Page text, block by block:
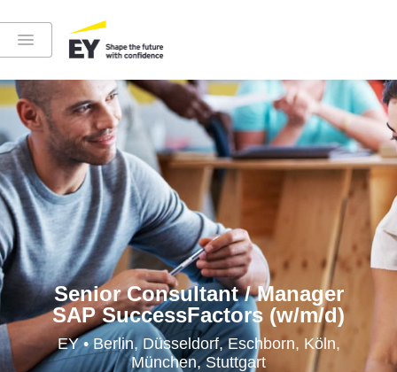
Instagram
LinkedIn
YouTube
Höre in die EY-Welt rein
Senior Consultant / Manager
SAP SuccessFactors (w/m/d)
EY • Berlin, Düsseldorf, Eschborn, Köln,
München, Stuttgart